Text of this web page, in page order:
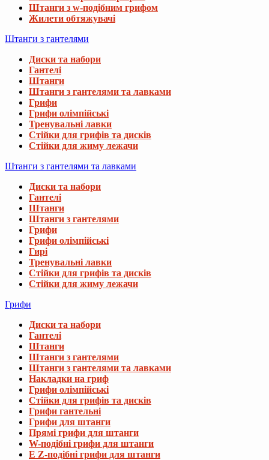
Штанги з w-подібним грифом
Жилети обтяжувачі
Штанги з гантелями
Диски та набори
Гантелі
Штанги
Штанги з гантелями та лавками
Грифи
Грифи олімпійські
Тренувальні лавки
Стійки для грифів та дисків
Стійки для жиму лежачи
Штанги з гантелями та лавками
Диски та набори
Гантелі
Штанги
Штанги з гантелями
Грифи
Грифи олімпійські
Гирі
Тренувальні лавки
Стійки для грифів та дисків
Стійки для жиму лежачи
Грифи
Диски та набори
Гантелі
Штанги
Штанги з гантелями
Штанги з гантелями та лавками
Накладки на гриф
Грифи олімпійські
Стійки для грифів та дисків
Грифи гантельні
Грифи для штанги
Прямі грифи для штанги
W-подібні грифи для штанги
E Z-подібні грифи для штанги